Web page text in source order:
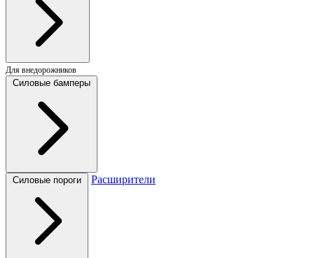
Для внедорожников
Силовые бамперы
Силовые пороги Расширители